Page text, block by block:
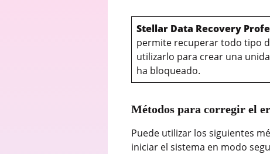
Stellar Data Recovery
permite recuperar todo tipo
utilizarlo para crear una
ha bloqueado.
Métodos para corregir el
Puede utilizar los siguientes
iniciar el sistema en modo